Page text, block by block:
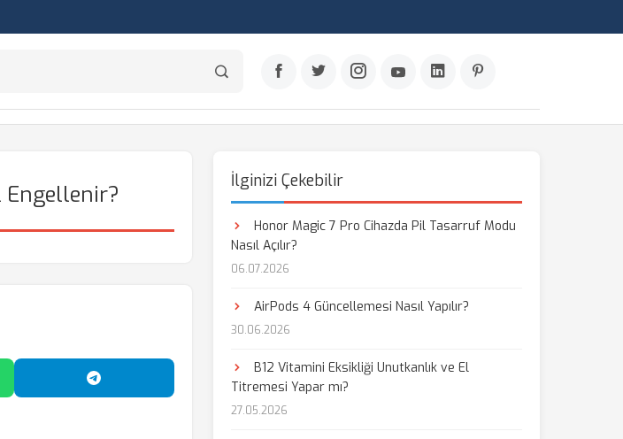
Engellenir?
Paylaş Telegram'da Paylaş
İlginizi Çekebilir
Honor Magic 7 Pro Cihazda Pil Tasarruf Modu
Nasıl Açılır?
06.07.2026
AirPods 4 Güncellemesi Nasıl Yapılır?
30.06.2026
B12 Vitamini Eksikliği Unutkanlık ve El
Titremesi Yapar mı?
27.05.2026